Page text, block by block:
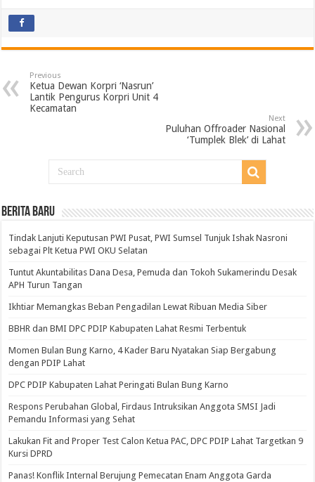
Previous
Ketua Dewan Korpri ‘Nasrun’
Lantik Pengurus Korpri Unit 4
Kecamatan
Next
Puluhan Offroader Nasional
‘Tumplek Blek’ di Lahat
BERITA BARU
Tindak Lanjuti Keputusan PWI Pusat, PWI Sumsel Tunjuk Ishak Nasroni
sebagai Plt Ketua PWI OKU Selatan
Tuntut Akuntabilitas Dana Desa, Pemuda dan Tokoh Sukamerindu Desak
APH Turun Tangan
Ikhtiar Memangkas Beban Pengadilan Lewat Ribuan Media Siber
BBHR dan BMI DPC PDIP Kabupaten Lahat Resmi Terbentuk
Momen Bulan Bung Karno, 4 Kader Baru Nyatakan Siap Bergabung
dengan PDIP Lahat
DPC PDIP Kabupaten Lahat Peringati Bulan Bung Karno
Respons Perubahan Global, Firdaus Intruksikan Anggota SMSI Jadi
Pemandu Informasi yang Sehat
Lakukan Fit and Proper Test Calon Ketua PAC, DPC PDIP Lahat Targetkan 9
Kursi DPRD
Panas! Konflik Internal Berujung Pemecatan Enam Anggota Garda